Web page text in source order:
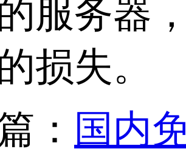
服务器
损失。
： 国内